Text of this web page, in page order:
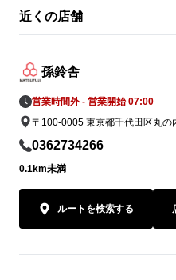
近くの店舗
孫鈴舎
営業時間外 - 営業開始 07:00
〒100-0005 東京都千代田区丸
0362734266
0.1km未満
ルートを検索する